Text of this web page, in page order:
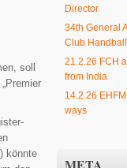
soll
könnte
Director
34th General
Club Handball
21.2.26 FCH
from India
14.2.26
ways
META